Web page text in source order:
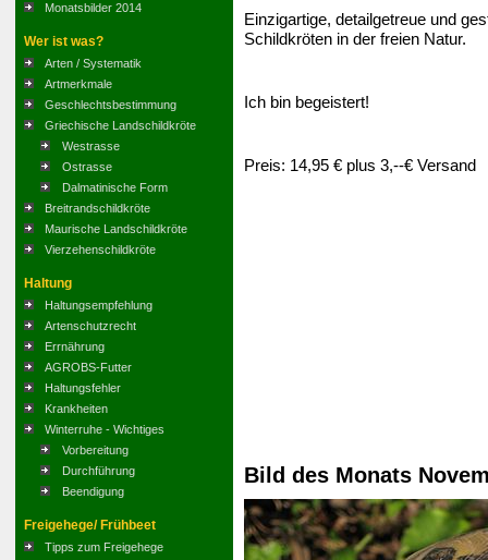
Monatsbilder 2014
Wer ist was?
Arten / Systematik
Artmerkmale
Geschlechtsbestimmung
Griechische Landschildkröte
Westrasse
Ostrasse
Dalmatinische Form
Breitrandschildkröte
Maurische Landschildkröte
Vierzehenschildkröte
Haltung
Haltungsempfehlung
Artenschutzrecht
Errnährung
AGROBS-Futter
Haltungsfehler
Krankheiten
Winterruhe - Wichtiges
Vorbereitung
Durchführung
Beendigung
Freigehege/ Frühbeet
Tipps zum Freigehege
Einzigartige, detailgetreue und
Schildkröten in der freien Natur.
Ich bin begeistert!
Preis: 14,95 € plus 3,--€ Versand
Bild des Monats